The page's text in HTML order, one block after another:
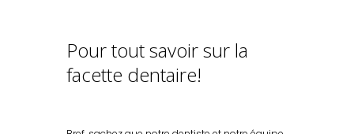
Pour tout savoir sur la
facette dentaire!